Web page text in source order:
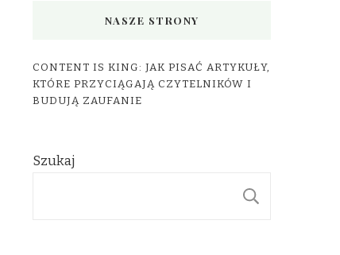
NASZE STRONY
CONTENT IS KING: JAK PISAĆ ARTYKUŁY,
KTÓRE PRZYCIĄGAJĄ CZYTELNIKÓW I
BUDUJĄ ZAUFANIE
Szukaj